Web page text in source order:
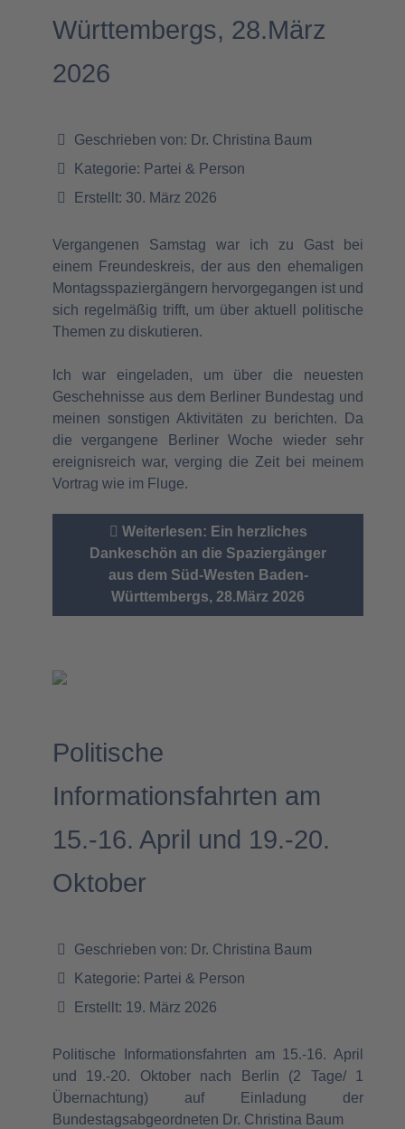
Württembergs, 28.März
2026
Geschrieben von: Dr. Christina Baum
Kategorie: Partei & Person
Erstellt: 30. März 2026
Vergangenen Samstag war ich zu Gast bei
einem Freundeskreis, der aus den ehemaligen
Montagsspaziergängern hervorgegangen ist und
sich regelmäßig trifft, um über aktuell politische
Themen zu diskutieren.
Ich war eingeladen, um über die neuesten
Geschehnisse aus dem Berliner Bundestag und
meinen sonstigen Aktivitäten zu berichten. Da
die vergangene Berliner Woche wieder sehr
ereignisreich war, verging die Zeit bei meinem
Vortrag wie im Fluge.
Weiterlesen: Ein herzliches
Dankeschön an die Spaziergänger
aus dem Süd-Westen Baden-
Württembergs, 28.März 2026
Politische
Informationsfahrten am
15.-16. April und 19.-20.
Oktober
Geschrieben von: Dr. Christina Baum
Kategorie: Partei & Person
Erstellt: 19. März 2026
Politische Informationsfahrten am 15.-16. April
und 19.-20. Oktober nach Berlin (2 Tage/ 1
Übernachtung) auf Einladung der
Bundestagsabgeordneten Dr. Christina Baum